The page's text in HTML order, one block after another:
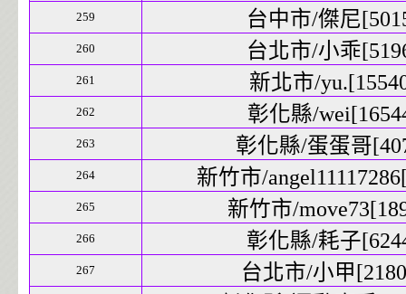
259 台中市/傑尼
260 台北市/小乖
261 新北市/
262 彰化縣/
263 彰化縣/蛋蛋哥
264 新竹市/
265 新竹市/
266 彰化縣/耗子
267 台北市/小甲